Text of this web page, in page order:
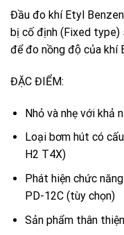
Đầu đo khí Etyl
bị cố định (Fixed type)
để đo nồng độ của khí
ĐẶC ĐIỂM:
Nhỏ và nhẹ với khả
Loại bơm hút có
H2 T4X)
Phát hiện chức
PD-12C (tùy chọn)
Sản phẩm thân